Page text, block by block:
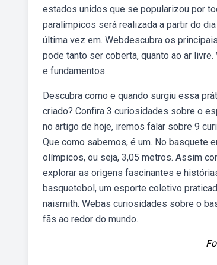
estados unidos que se popularizou por
paralímpicos será realizada a partir do
última vez em. Webdescubra os
pode tanto ser coberta, quanto ao ar
e fundamentos.
Descubra como e quando surgiu essa
criado? Confira 3 curiosidades sobre o
no artigo de hoje, iremos falar sobre 9
Que como sabemos, é um. No basquete
olímpicos, ou seja, 3,05 metros. Assim
explorar as origens fascinantes e
basquetebol, um esporte coletivo
naismith. Webas curiosidades sobre o
fãs ao redor do mundo.